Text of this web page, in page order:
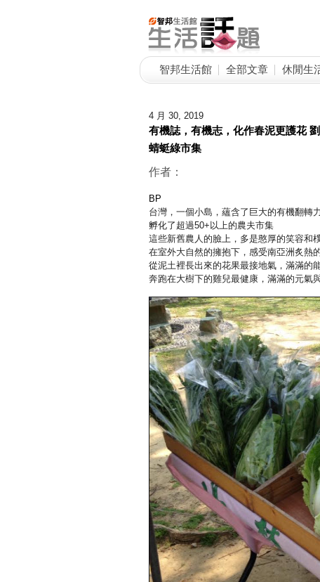
智邦生活館 全部文章 休閒生
4 月 30, 2019
有機誌，有機志，化作春泥更護花
蜻蜓綠市集
作者：
BP
台灣，一個小島，蘊含了巨大的有機翻轉
孵化了超過50+以上的農夫市集
這些新舊農人的臉上，多是憨厚的笑容和
在室外大自然的擁抱下，感受南亞洲炙熱
從泥土裡長出來的花果最接地氣，滿滿的
奔跑在大樹下的雞兒最健康，滿滿的元氣與